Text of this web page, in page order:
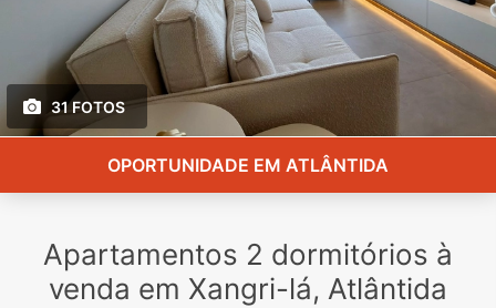
31 FOTOS
OPORTUNIDADE EM ATLÂNTIDA
Apartamentos 2 dormitórios à
venda em Xangri-lá, Atlântida